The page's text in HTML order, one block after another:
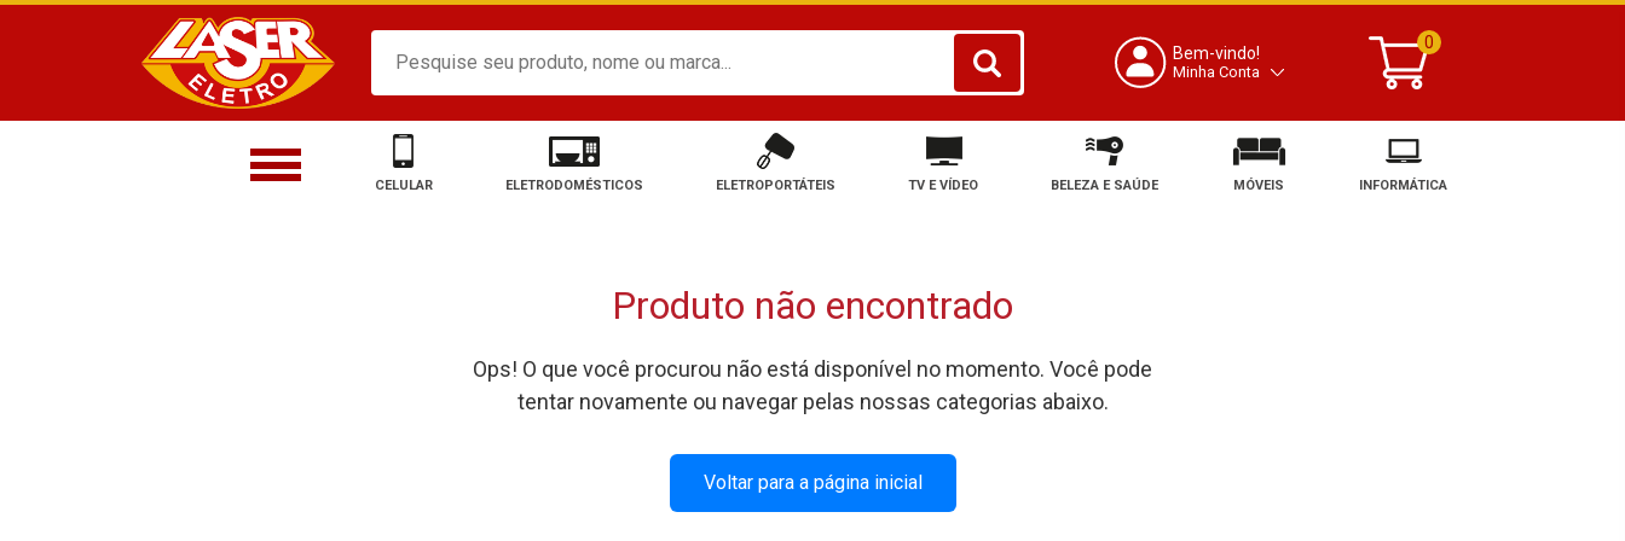
Bem-vindo!
Minha Conta
0
CELULAR ELETRODOMÉSTICOS ELETROPORTÁTEIS TV E VÍDEO BELEZA E SAÚDE MÓVEIS INFORMÁTICA
Produto não encontrado
Ops! O que você procurou não está disponível no momento. Você pode
tentar novamente ou navegar pelas nossas categorias abaixo.
Voltar para a página inicial